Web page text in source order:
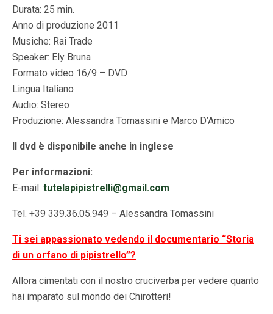
Durata: 25 min.
Anno di produzione 2011
Musiche: Rai Trade
Speaker: Ely Bruna
Formato video 16/9 – DVD
Lingua Italiano
Audio: Stereo
Produzione: Alessandra Tomassini e Marco D’Amico
Il dvd è disponibile anche in inglese
Per informazioni:
E-mail: tutelapipistrelli@gmail.com
Tel. +39 339.36.05.949 – Alessandra Tomassini
Ti sei appassionato vedendo il documentario “Storia
di un orfano di pipistrello”?
Allora cimentati con il nostro cruciverba per vedere quanto
hai imparato sul mondo dei Chirotteri!